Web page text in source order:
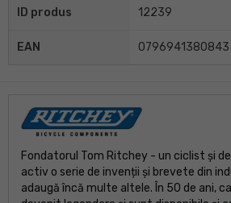
ID produs 12239
EAN 0796941380843
Fondatorul Tom Ritchey - un ciclist și
activ o serie de invenții și brevete din
adaugă încă multe altele. În 50 de ani,